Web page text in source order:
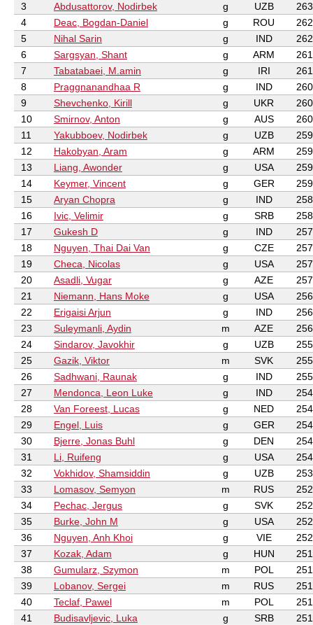
3 Abdusattorov, Nodirbek g UZB
4
Deac, Bogdan-Daniel g ROU
5
Nihal Sarin g IND
6
Sargsyan, Shant g ARM
7
Tabatabaei, M.amin g IRI
8
Praggnanandhaa R g IND
9
Shevchenko, Kirill g UKR
10
Smirnov, Anton g AUS
11
Yakubboev, Nodirbek g UZB
12
Hakobyan, Aram g ARM
13
Liang, Awonder g USA
14
Keymer, Vincent g GER
15
Aryan Chopra g IND
16
Ivic, Velimir g SRB
17
Gukesh D g IND
18
Nguyen, Thai Dai Van g CZE
19
Checa, Nicolas g USA
20
Asadli, Vugar g AZE
21
Niemann, Hans Moke g USA
22
Erigaisi Arjun g IND
23
Suleymanli, Aydin m AZE
24
Sindarov, Javokhir g UZB
25
Gazik, Viktor m SVK
26
Sadhwani, Raunak g IND
27
Mendonca, Leon Luke g IND
28
Van Foreest, Lucas g NED
29
Engel, Luis g GER
30
Bjerre, Jonas Buhl g DEN
31
Li, Ruifeng g USA
32
Vokhidov, Shamsiddin g UZB
33
Lomasov, Semyon m RUS
34
Pechac, Jergus g SVK
35
Burke, John M g USA
36
Nguyen, Anh Khoi g VIE
37
Kozak, Adam g HUN
38
Gumularz, Szymon m POL
39
Lobanov, Sergei m RUS
40
Teclaf, Pawel m POL
41
Budisavljevic, Luka g SRB